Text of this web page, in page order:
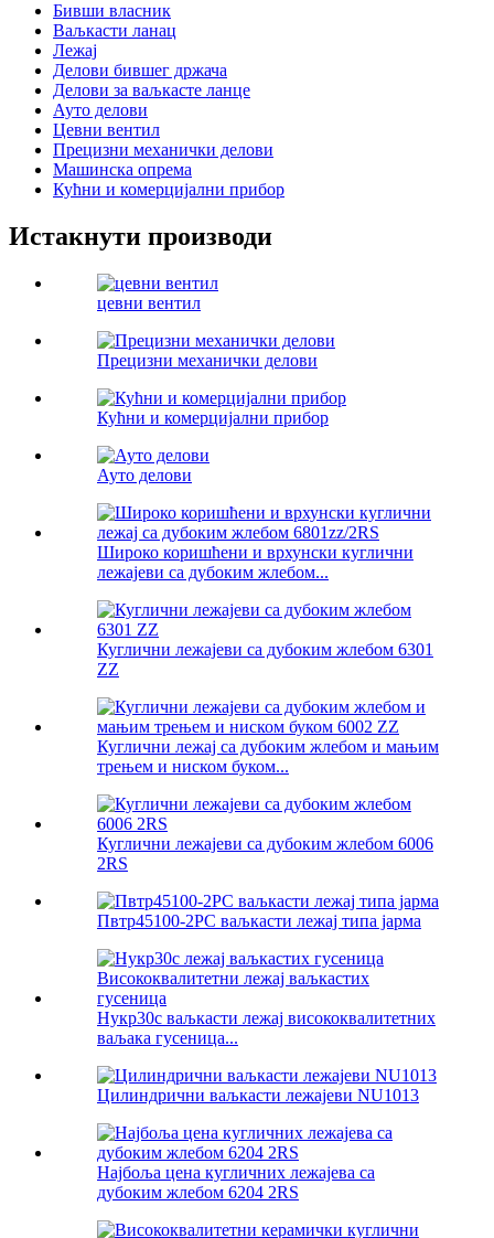
Бивши власник
Ваљкасти ланац
Лежај
Делови бившег држача
Делови за ваљкасте ланце
Ауто делови
Цевни вентил
Прецизни механички делови
Машинска опрема
Кућни и комерцијални прибор
Истакнути производи
цевни вентил
Прецизни механички делови
Кућни и комерцијални прибор
Ауто делови
Широко коришћени и врхунски куглични
лежајеви са дубоким жлебом...
Куглични лежајеви са дубоким жлебом 6301
ZZ
Куглични лежај са дубоким жлебом и мањим
трењем и ниском буком...
Куглични лежајеви са дубоким жлебом 6006
2RS
Пвтр45100-2РС ваљкасти лежај типа јарма
Нукр30с ваљкасти лежај висококвалитетних
ваљака гусеница...
Цилиндрични ваљкасти лежајеви NU1013
Најбоља цена кугличних лежајева са
дубоким жлебом 6204 2RS